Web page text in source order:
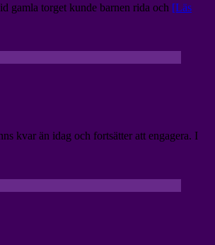
gamla torget kunde barnen rida och [Läs
kvar än idag och fortsätter att engagera. I